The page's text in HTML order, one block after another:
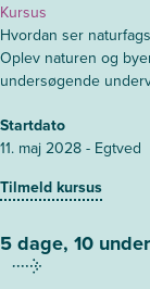
Kursus
Hvordan ser
Oplev naturen og
undersøgende
Startdato
11. maj 2028 - Egtved
Tilmeld kursus
5 dage, 10